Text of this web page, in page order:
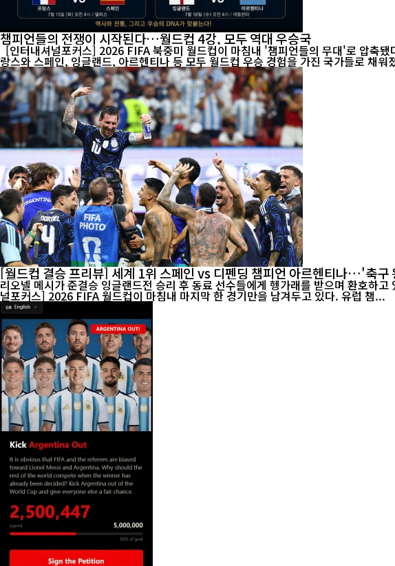
챔피언들의 전쟁이 시작된다…월드컵 4강, 모두 역대 우승국
[인터내셔널포커스] 2026 FIFA 북중미 월드컵이 마침내 '챔피언들의 무대'로 압축
랑스와 스페인, 잉글랜드, 아르헨티나 등 모두 월드컵 우승 경험을 가진 국가들로 채워
[월드컵 결승 프리뷰] 세계 1위 스페인 vs 디펜딩 챔피언 아르헨티나…'축구
리오넬 메시가 준결승 잉글랜드전 승리 후 동료 선수들에게 헹가래를 받으며 환호하고
널포커스] 2026 FIFA 월드컵이 마침내 마지막 한 경기만을 남겨두고 있다. 유럽 챔...